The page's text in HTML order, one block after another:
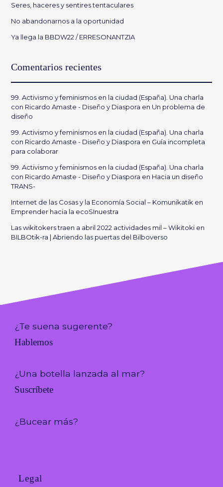
Seres, haceres y sentires tentaculares
No abandonarnos a la oportunidad
Ya llega la BBDW22 / ERRESONANTZIA
Comentarios recientes
99. Activismo y feminismos en la ciudad (España). Una charla
con Ricardo Amaste - Diseño y Diaspora en Un problema de
diseño
99. Activismo y feminismos en la ciudad (España). Una charla
con Ricardo Amaste - Diseño y Diaspora en Guía incompleta
para colaborar
99. Activismo y feminismos en la ciudad (España). Una charla
con Ricardo Amaste - Diseño y Diaspora en Hacia un diseño
TRANS-
Internet de las Cosas y la Economía Social – Komunikatik en
Emprender hacia la ecoSInuestra
Las wikitokers traen a abril 2022 actividades mil – Wikitoki en
BILBOtik-ra | Abriendo las puertas del Bilboverso
¿Te suena sugerente?
Hablemos
¿Una botella lanzada al mar?
Suscríbete
¿Bucear más?
Legal